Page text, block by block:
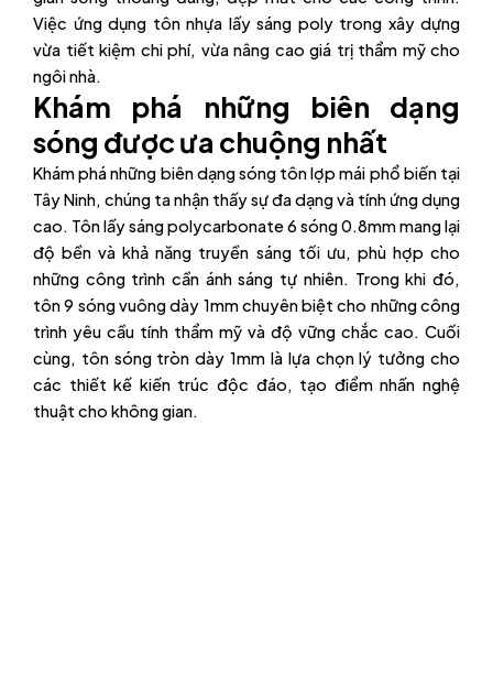
Việc ứng dụng tôn nhựa lấy sáng poly trong xây dựng
vừa tiết kiệm chi phí, vừa nâng cao giá trị thẩm mỹ cho
ngôi nhà.
Khám phá những biên dạng
sóng được ưa chuộng nhất
Khám phá những biên dạng sóng tôn lợp mái phổ biến tại
Tây Ninh, chúng ta nhận thấy sự đa dạng và tính ứng dụng
cao. Tôn lấy sáng polycarbonate 6 sóng 0.8mm mang lại
độ bền và khả năng truyền sáng tối ưu, phù hợp cho
những công trình cần ánh sáng tự nhiên. Trong khi đó,
tôn 9 sóng vuông dày 1mm chuyên biệt cho những công
trình yêu cầu tính thẩm mỹ và độ vững chắc cao. Cuối
cùng, tôn sóng tròn dày 1mm là lựa chọn lý tưởng cho
các thiết kế kiến trúc độc đáo, tạo điểm nhấn nghệ
thuật cho không gian.